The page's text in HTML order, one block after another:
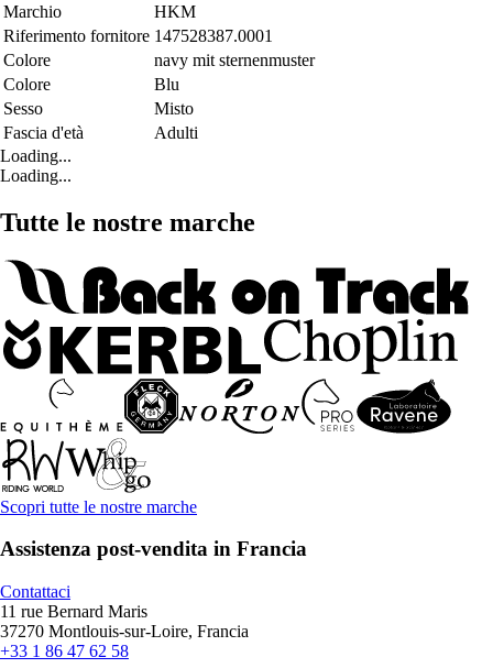
Marchio
HKM
Riferimento fornitore 147528387.0001
Colore
navy mit sternenmuster
Colore
Blu
Sesso
Misto
Fascia d'età
Adulti
Loading...
Loading...
Tutte le nostre marche
Scopri tutte le nostre marche
Assistenza post-vendita in Francia
Contattaci
11 rue Bernard Maris
37270 Montlouis-sur-Loire, Francia
+33 1 86 47 62 58